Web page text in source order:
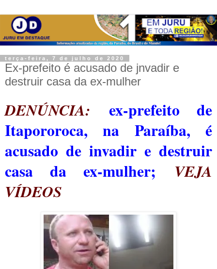
terça-feira, 7 de julho de 2020
Ex-prefeito é acusado de jnvadir e
destruir casa da ex-mulher
DENÚNCIA: ex-prefeito de
Itapororoca, na Paraíba, é
acusado de invadir e destruir
casa da ex-mulher; VEJA
VÍDEOS